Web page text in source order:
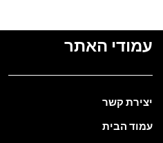
עמודי האתר
יצירת קשר
עמוד הבית